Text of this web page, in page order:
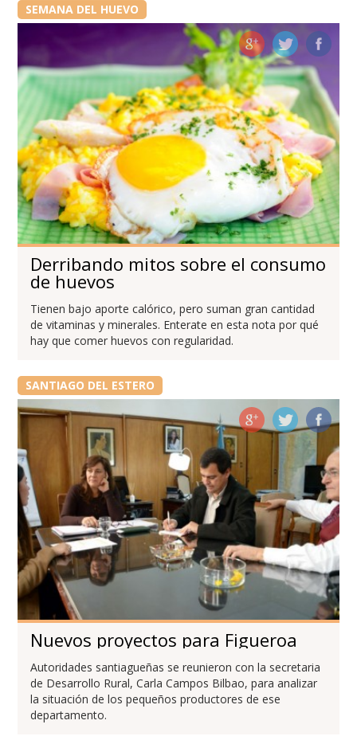
SEMANA DEL HUEVO
Derribando mitos sobre el consumo
de huevos
Tienen bajo aporte calórico, pero suman gran cantidad
de vitaminas y minerales. Enterate en esta nota por qué
hay que comer huevos con regularidad.
SANTIAGO DEL ESTERO
Nuevos proyectos para Figueroa
Autoridades santiagueñas se reunieron con la secretaria
de Desarrollo Rural, Carla Campos Bilbao, para analizar
la situación de los pequeños productores de ese
departamento.